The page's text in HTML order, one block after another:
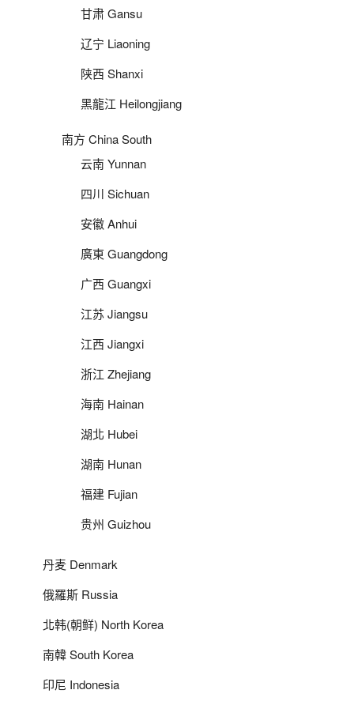
甘肃 Gansu
辽宁 Liaoning
陕西 Shanxi
黑龍江 Heilongjiang
南方 China South
云南 Yunnan
四川 Sichuan
安徽 Anhui
廣東 Guangdong
广西 Guangxi
江苏 Jiangsu
江西 Jiangxi
浙江 Zhejiang
海南 Hainan
湖北 Hubei
湖南 Hunan
福建 Fujian
贵州 Guizhou
丹麦 Denmark
俄羅斯 Russia
北韩(朝鲜) North Korea
南韓 South Korea
印尼 Indonesia